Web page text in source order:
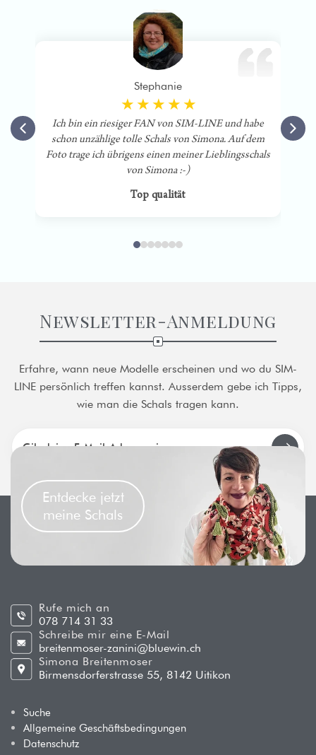
Stephanie
★ ★ ★ ★ ★
Ich bin ein riesiger FAN von SIM-LINE und habe
schon unzählige tolle Schals von Simona. Auf dem
Foto trage ich übrigens einen meiner Lieblingsschals
von Simona :-)
Top qualität
Newsletter-Anmeldung
Erfahre, wann neue Modelle erscheinen und wo du SIM-
LINE persönlich treffen kannst. Ausserdem gebe ich Tipps,
wie man die Schals tragen kann.
Entdecke jetzt
meine Schals
Rufe mich an
078 714 31 33
Schreibe mir eine E-Mail
breitenmoser-zanini@bluewin.ch
Simona Breitenmoser
Birmensdorferstrasse 55, 8142 Uitikon
Suche
Allgemeine Geschäftsbedingungen
Datenschutz